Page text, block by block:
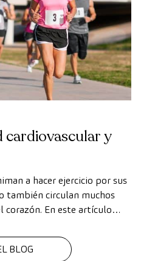
cardiovascular y
a hacer ejercicio por sus
también circulan muchos
corazón. En este artículo
para cuidar la salud
BLOG